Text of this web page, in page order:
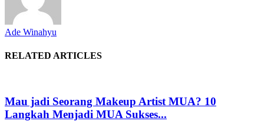
Ade Winahyu
RELATED ARTICLES
Mau jadi Seorang Makeup Artist MUA? 10
Langkah Menjadi MUA Sukses...